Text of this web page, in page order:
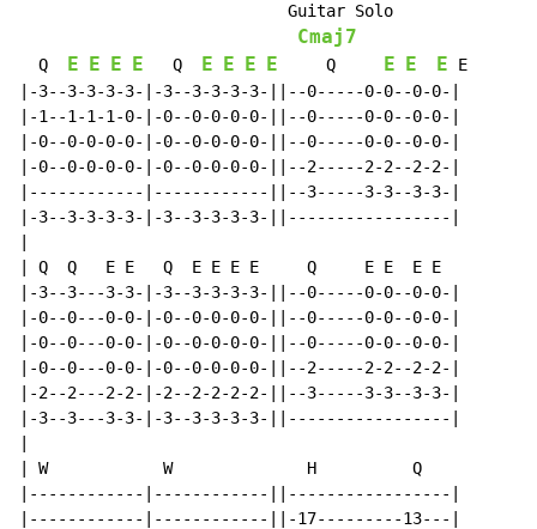
                            Guitar Solo
Cmaj7
  Q
E E E E
   Q
E E E E
     Q
E E E E
|-3--3-3-3-3-|-3--3-3-3-3-||--0-----0-0--0-0-|
|-1--1-1-1-0-|-0--0-0-0-0-||--0-----0-0--0-0-|
|-0--0-0-0-0-|-0--0-0-0-0-||--0-----0-0--0-0-|
|-0--0-0-0-0-|-0--0-0-0-0-||--2-----2-2--2-2-|
|------------|------------||--3-----3-3--3-3-|
|-3--3-3-3-3-|-3--3-3-3-3-||-----------------|
| Q  Q   E E   Q  E E E E     Q     E E  E E
|-3--3---3-3-|-3--3-3-3-3-||--0-----0-0--0-0-|
|-0--0---0-0-|-0--0-0-0-0-||--0-----0-0--0-0-|
|-0--0---0-0-|-0--0-0-0-0-||--0-----0-0--0-0-|
|-0--0---0-0-|-0--0-0-0-0-||--2-----2-2--2-2-|
|-2--2---2-2-|-2--2-2-2-2-||--3-----3-3--3-3-|
|-3--3---3-3-|-3--3-3-3-3-||-----------------|
| W            W              H          Q
|------------|------------||-----------------|
|------------|------------||-17---------13---|